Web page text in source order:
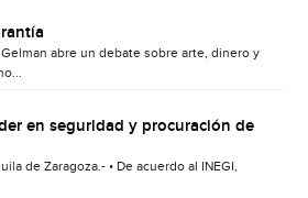
abre un debate sobre arte, dinero y
en seguridad y procuración de
de Zaragoza.- • De acuerdo al INEGI,